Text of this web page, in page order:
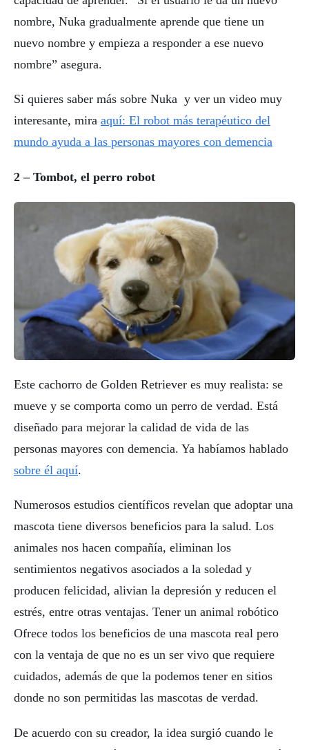
nombre, Nuka gradualmente aprende que tiene un
nuevo nombre y empieza a responder a ese nuevo
nombre” asegura.
Si quieres saber más sobre Nuka y ver un video muy
interesante, mira aquí: El robot más terapéutico del
mundo ayuda a las personas mayores con demencia
2 – Tombot, el perro robot
Este cachorro de Golden Retriever es muy realista: se
mueve y se comporta como un perro de verdad. Está
diseñado para mejorar la calidad de vida de las
personas mayores con demencia. Ya habíamos hablado
sobre él aquí.
Numerosos estudios científicos revelan que adoptar una
mascota tiene diversos beneficios para la salud. Los
animales nos hacen compañía, eliminan los
sentimientos negativos asociados a la soledad y
producen felicidad, alivian la depresión y reducen el
estrés, entre otras ventajas. Tener un animal robótico
Ofrece todos los beneficios de una mascota real pero
con la ventaja de que no es un ser vivo que requiere
cuidados, además de que la podemos tener en sitios
donde no son permitidas las mascotas de verdad.
De acuerdo con su creador, la idea surgió cuando le